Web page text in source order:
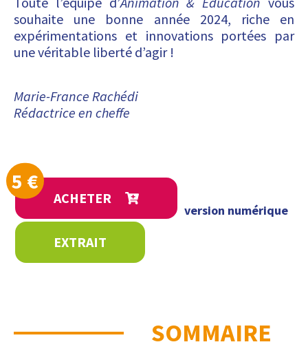
souhaite une bonne année 2024, riche en
expérimentations et innovations portées par
une véritable liberté d’agir !
Marie-France Rachédi
Rédactrice en cheffe
5 €
ACHETER
version numérique
EXTRAIT
SOMMAIRE